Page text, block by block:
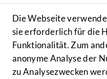
Benutzer
Navigationsmenü
MENÜ
Die Webseite
sie erforderlich für die
Funktionalität. Zum
anonyme Analyse der
zu Analysezwecken